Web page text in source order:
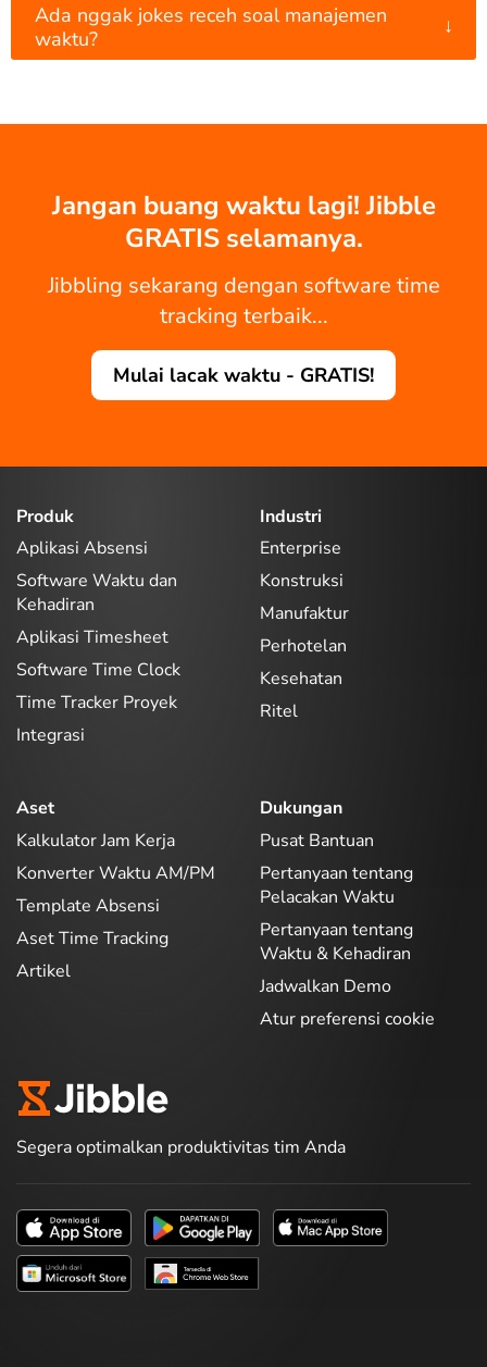
Ada nggak jokes receh soal manajemen
waktu?
↓
Jangan buang waktu lagi! Jibble
GRATIS selamanya.
Jibbling sekarang dengan software time
tracking terbaik...
Mulai lacak waktu - GRATIS!
Produk
Aplikasi Absensi
Software Waktu dan
Kehadiran
Aplikasi Timesheet
Software Time Clock
Time Tracker Proyek
Integrasi
Industri
Enterprise
Konstruksi
Manufaktur
Perhotelan
Kesehatan
Ritel
Aset
Kalkulator Jam Kerja
Konverter Waktu AM/PM
Template Absensi
Aset Time Tracking
Artikel
Dukungan
Pusat Bantuan
Pertanyaan tentang
Pelacakan Waktu
Pertanyaan tentang
Waktu & Kehadiran
Jadwalkan Demo
Atur preferensi cookie
Segera optimalkan produktivitas tim Anda